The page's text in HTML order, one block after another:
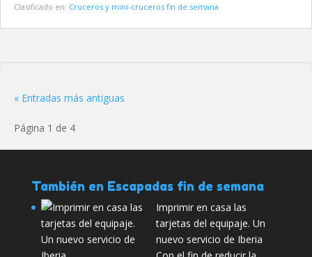
Clasificado en: Cruceros y mini-cruceros fin de semana
« Entradas más antiguas
Página 1 de 4
También en Escapadas fin de semana
Imprimir en casa las
tarjetas del equipaje. Un
nuevo servicio de Iberia